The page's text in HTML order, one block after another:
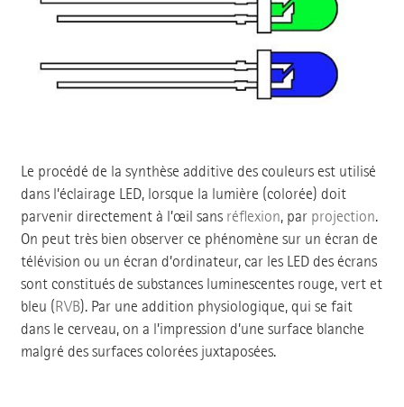
Le procédé de la synthèse additive des couleurs est utilisé
dans l’éclairage LED, lorsque la lumière (colorée) doit
parvenir directement à l’œil sans réflexion, par projection.
On peut très bien observer ce phénomène sur un écran de
télévision ou un écran d’ordinateur, car les LED des écrans
sont constitués de substances luminescentes rouge, vert et
bleu (RVB). Par une addition physiologique, qui se fait
dans le cerveau, on a l’impression d’une surface blanche
malgré des surfaces colorées juxtaposées.